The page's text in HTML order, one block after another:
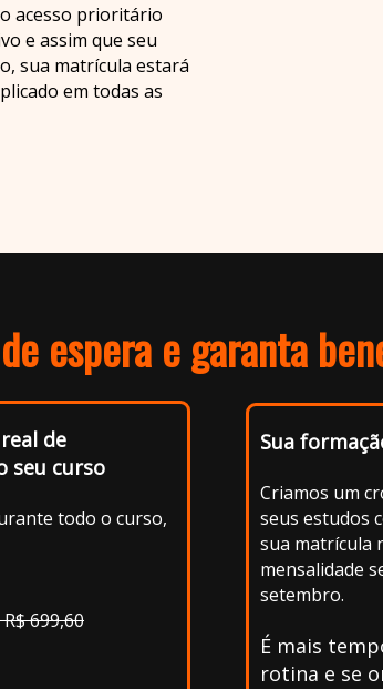
acesso prioritário
e assim que seu
sua matrícula estará
em todas as
espera e garanta
de
seu curso
todo o curso,
699,60
Sua
Criamos um
seus estudos
sua matrícula
mensalidade
setembro.
É mais
rotina e se